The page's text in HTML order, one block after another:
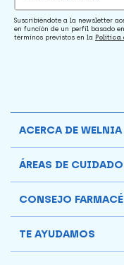
Suscribiéndote a la newsletter
en función de un perfil basado
términos previstos en la Política
ACERCA DE WELNIA
ÁREAS DE CUIDADO
CONSEJO
TE AYUDAMOS